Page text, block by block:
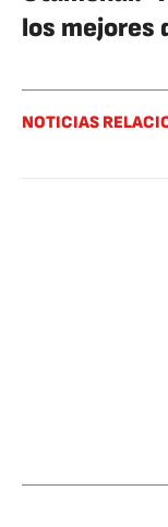
los mejores
NOTICIAS